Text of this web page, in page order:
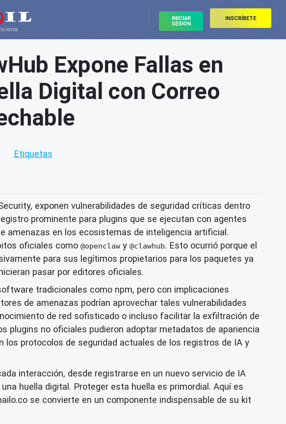
INICIAR
SESIÓN
INSCRÍBETE
Expone Fallas en
Digital con Correo
Etiquetas
exponen vulnerabilidades de seguridad críticas dentro
prominente para plugins que se ejecutan con agentes
amenazas en los ecosistemas de inteligencia artificial.
oficiales como @openclaw y @clawhub. Esto ocurrió porque el
para sus legítimos propietarios para los paquetes ya
pasar por editores oficiales.
tradicionales como npm, pero con implicaciones
de amenazas podrían aprovechar tales vulnerabilidades
de red sofisticado o incluso facilitar la exfiltración de
plugins no oficiales pudieron adoptar metadatos de apariencia
protocolos de seguridad actuales de los registros de IA y
interacción, desde registrarse en un nuevo servicio de IA
huella digital. Proteger esta huella es primordial. Aquí es
se convierte en un componente indispensable de su kit